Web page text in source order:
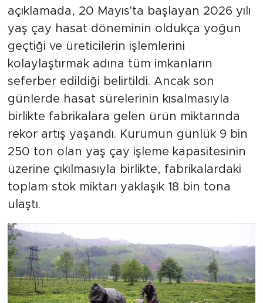
açıklamada, 20 Mayıs'ta başlayan 2026 yılı
yaş çay hasat döneminin oldukça yoğun
geçtiği ve üreticilerin işlemlerini
kolaylaştırmak adına tüm imkanların
seferber edildiği belirtildi. Ancak son
günlerde hasat sürelerinin kısalmasıyla
birlikte fabrikalara gelen ürün miktarında
rekor artış yaşandı. Kurumun günlük 9 bin
250 ton olan yaş çay işleme kapasitesinin
üzerine çıkılmasıyla birlikte, fabrikalardaki
toplam stok miktarı yaklaşık 18 bin tona
ulaştı.